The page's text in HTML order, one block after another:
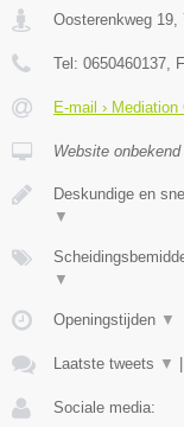
Oosterenkweg 19,
Tel: 0650460137,
E-mail ›
Website onbekend
Deskundige en
▼
▼
Openingstijden ▼
Laatste tweets ▼
Sociale media: